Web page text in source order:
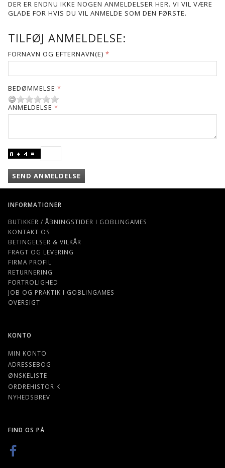
DER ER ENDNU IKKE NOGEN ANMELDELSER HER. VI VIL VÆRE
GLADE FOR HVIS DU VIL ANMELDE SOM DEN FØRSTE.
TILFØJ ANMELDELSE:
FORNAVN OG EFTERNAVN(E)
BEDØMMELSE
ANMELDELSE
SEND ANMELDELSE
INFORMATIONER
BUTIKKER / ÅBNINGSTIDER I GOBLINGAMES
KONTAKT OS
BETINGELSER & VILKÅR
FRAGT OG LEVERING
FIRMA PROFIL
RETURNERING
FORTROLIGHED
JOB OG PRAKTIK I GOBLINGAMES
OVERSIGT
KONTO
MIN KONTO
ADRESSEBOG
ØNSKELISTE
ORDREHISTORIK
NYHEDSBREV
FIND OS PÅ